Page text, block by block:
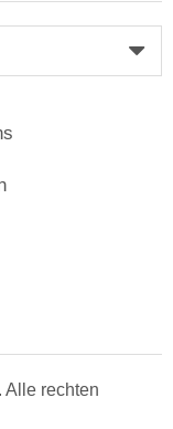
Alle rechten